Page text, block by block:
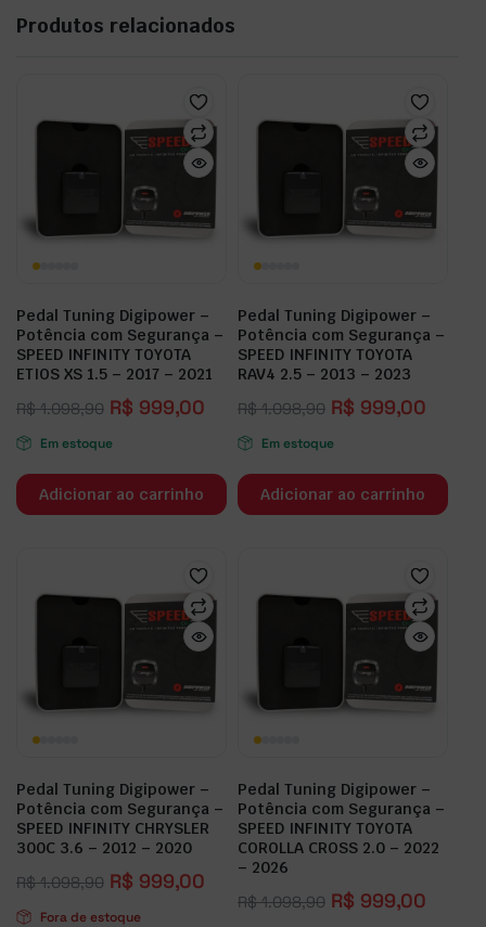
Produtos relacionados
Pedal Tuning Digipower –
Potência com Segurança –
SPEED INFINITY TOYOTA
ETIOS XS 1.5 – 2017 – 2021
R$1.098,90 R$ 999,00
Em estoque
Adicionar ao carrinho
Pedal Tuning Digipower –
Potência com Segurança –
SPEED INFINITY TOYOTA
RAV4 2.5 – 2013 – 2023
R$1.098,90 R$ 999,00
Em estoque
Adicionar ao carrinho
Pedal Tuning Digipower –
Potência com Segurança –
SPEED INFINITY CHRYSLER
300C 3.6 – 2012 – 2020
R$1.098,90 R$ 999,00
Fora de estoque
Pedal Tuning Digipower –
Potência com Segurança –
SPEED INFINITY TOYOTA
COROLLA CROSS 2.0 – 2022
– 2026
R$1.098,90 R$ 999,00